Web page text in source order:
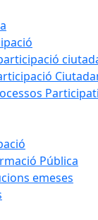
Pública
emeses